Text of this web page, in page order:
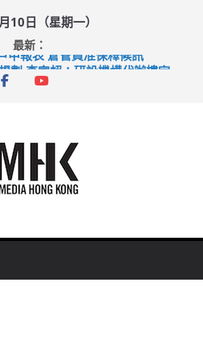
10日（星期一）
最新：
申報表 倉管員准保釋候訊